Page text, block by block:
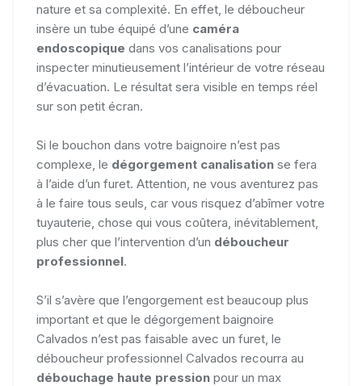
nature et sa complexité. En effet, le déboucheur
insère un tube équipé d’une caméra
endoscopique dans vos canalisations pour
inspecter minutieusement l’intérieur de votre réseau
d’évacuation. Le résultat sera visible en temps réel
sur son petit écran.
Si le bouchon dans votre baignoire n’est pas
complexe, le dégorgement canalisation se fera
à l’aide d’un furet. Attention, ne vous aventurez pas
à le faire tous seuls, car vous risquez d’abîmer votre
tuyauterie, chose qui vous coûtera, inévitablement,
plus cher que l’intervention d’un déboucheur
professionnel.
S’il s’avère que l’engorgement est beaucoup plus
important et que le dégorgement baignoire
Calvados n’est pas faisable avec un furet, le
déboucheur professionnel Calvados recourra au
débouchage haute pression pour un max